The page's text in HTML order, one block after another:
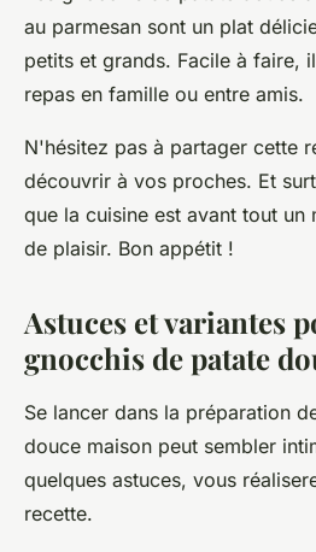
au parmesan sont un plat
petits et grands. Facile à faire,
repas en famille ou entre amis.
N'hésitez pas à partager cette
découvrir à vos proches. Et
que la cuisine est avant tout un
de plaisir. Bon appétit !
Astuces et variantes
gnocchis de patate
Se lancer dans la préparation
douce maison peut sembler
quelques astuces, vous
recette.